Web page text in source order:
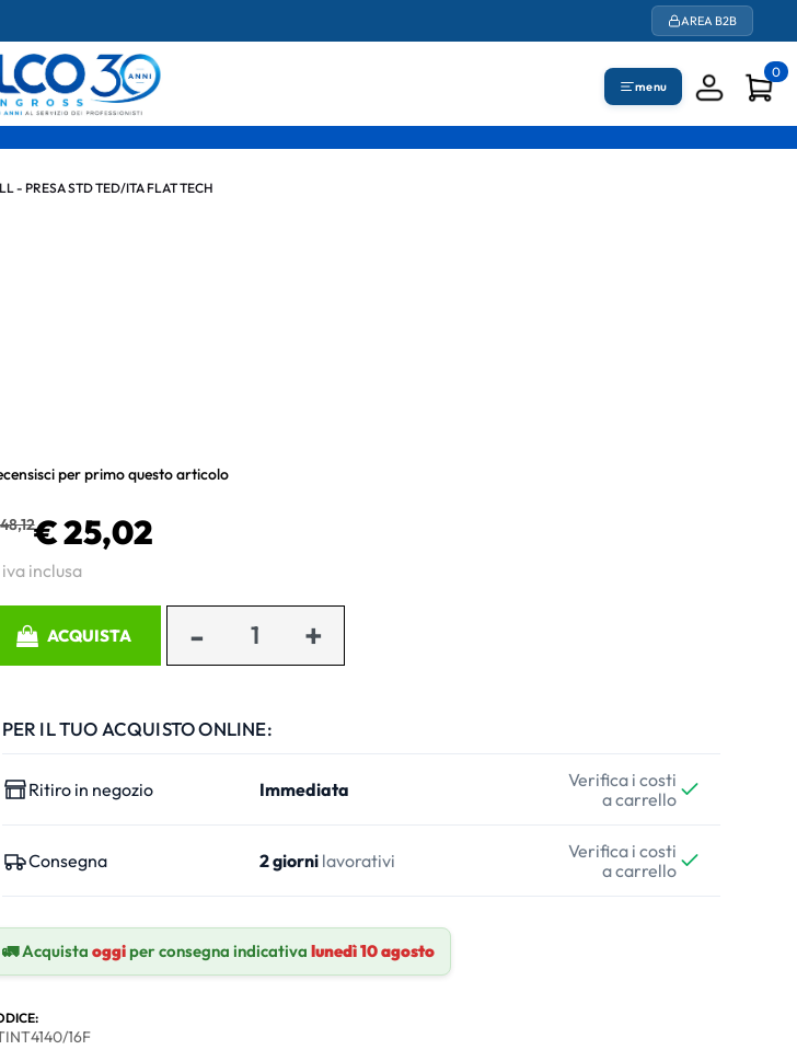
AREA B2B
menu
0
LL - PRESA STD TED/ITA FLAT TECH
per primo questo articolo
€ 25,02
iva inclusa
ACQUISTA
PER IL TUO ACQUISTO ONLINE:
Ritiro in negozio Immediata
Verifica i costi
a carrello
Consegna 2 giornilavorativi
Verifica i costi
a carrello
🚛 Acquista oggiper consegna indicativa lunedì 10 agosto
16F